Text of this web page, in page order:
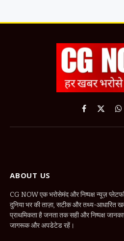
Facebook
X
ABOUT US
CG NOW एक भरोसेमंद और निष्पक्ष न्यूज़
दुनिया भर की ताज़ा, सटीक और तथ्य-आधारित
प्राथमिकता है जनता तक सही और निष्पक्ष
जागरूक और अपडेटेड रहें।